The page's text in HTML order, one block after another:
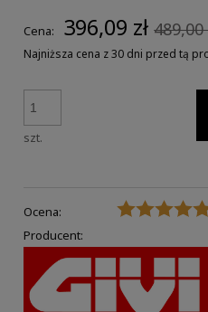
Cena: 396,09 zł 489,00
Najniższa cena z 30 dni przed tą
szt.
Ocena:
Producent: